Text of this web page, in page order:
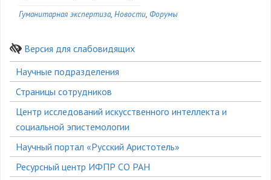
Гуманитарная экспертиза Новости Форумы
Версия для слабовидящих
Боковое
меню
Научные подразделения
Страницы сотрудников
Центр исследований искусственного интеллекта и
социальной эпистемологии
Научный портал «Русский Аристотель»
Ресурсный центр ИФПР СО РАН